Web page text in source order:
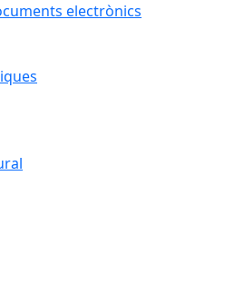
electrònics